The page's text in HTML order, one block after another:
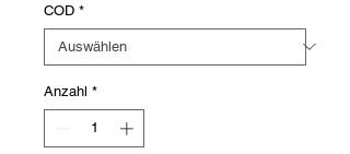
COD *
Anzahl *